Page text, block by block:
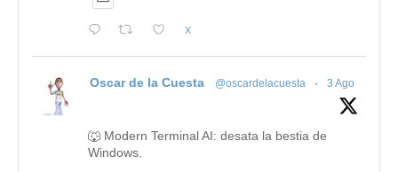
X
Oscar de la Cuesta @oscardelacuesta · 3 Ago
🐺 Modern Terminal AI: desata la bestia de
Windows.